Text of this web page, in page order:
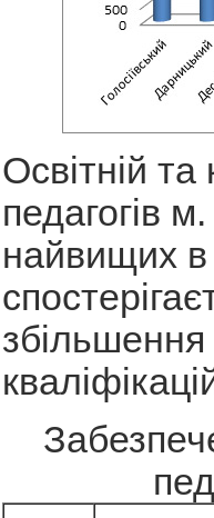
Освітній та
педагогів
найвищих в
збільшення